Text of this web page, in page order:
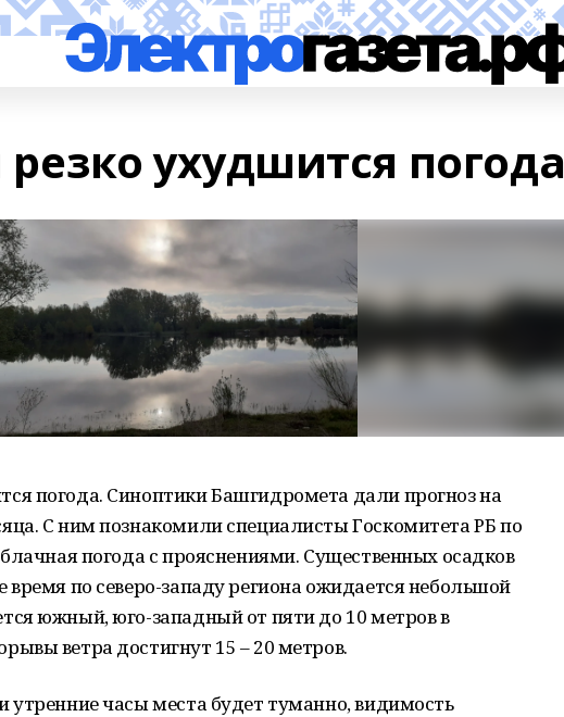
ухудшится погода
погода. Синоптики Башгидромета дали прогноз на
С ним познакомили специалисты Госкомитета РБ по
погода с прояснениями. Существенных осадков
время по северо-западу региона ожидается небольшой
южный, юго-западный от пяти до 10 метров в
ветра достигнут 15 – 20 метров.
утренние часы места будет туманно, видимость